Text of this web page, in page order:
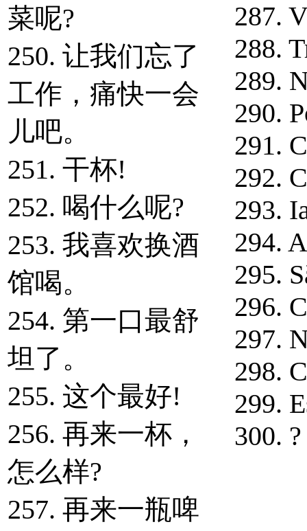
菜呢?
250. 让我们忘了
工作，痛快一会
儿吧。
251. 干杯!
252. 喝什么呢?
253. 我喜欢换酒
馆喝。
254. 第一口最舒
坦了。
255. 这个最好!
256. 再来一杯，
怎么样?
257. 再来一瓶啤
287.
288.
289.
290.
291.
292.
293.
294.
295.
296.
297.
298.
299.
300.